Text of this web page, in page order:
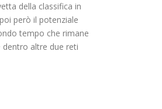
della classifica in
però il potenziale
tempo che rimane
altre due reti